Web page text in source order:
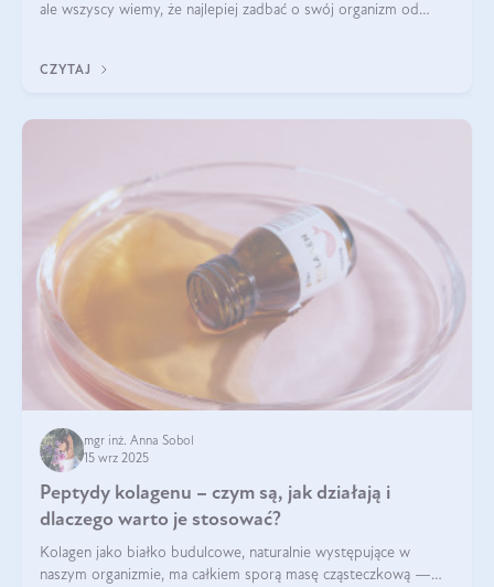
ale wszyscy wiemy, że najlepiej zadbać o swój organizm od
wysokiej jakości suplem
CZYTAJ
mgr inż. Anna Sobol
15 wrz 2025
Peptydy kolagenu – czym są, jak działają i
dlaczego warto je stosować?
Kolagen jako białko budulcowe, naturalnie występujące w
naszym organizmie, ma całkiem sporą masę cząsteczkową —